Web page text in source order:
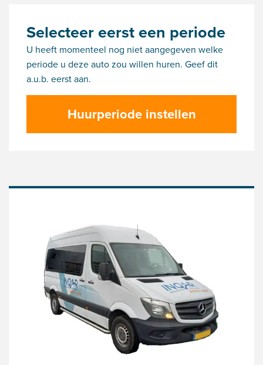
Selecteer eerst een periode
U heeft momenteel nog niet aangegeven welke
periode u deze auto zou willen huren. Geef dit
a.u.b. eerst aan.
Huurperiode instellen